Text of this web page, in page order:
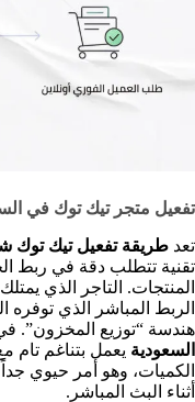
تفعيل متجر تيك توك في
تعد طريقة تفعيل تيك توك
تقنية تتطلب دقة في ربط
المنتجات. التاجر الذي
الربط المباشر الذي توفره
هندسة “توزيع
السعودية يعمل بتناغم
الكميات، وهو أمر حيوي
أثناء البث المباشر.